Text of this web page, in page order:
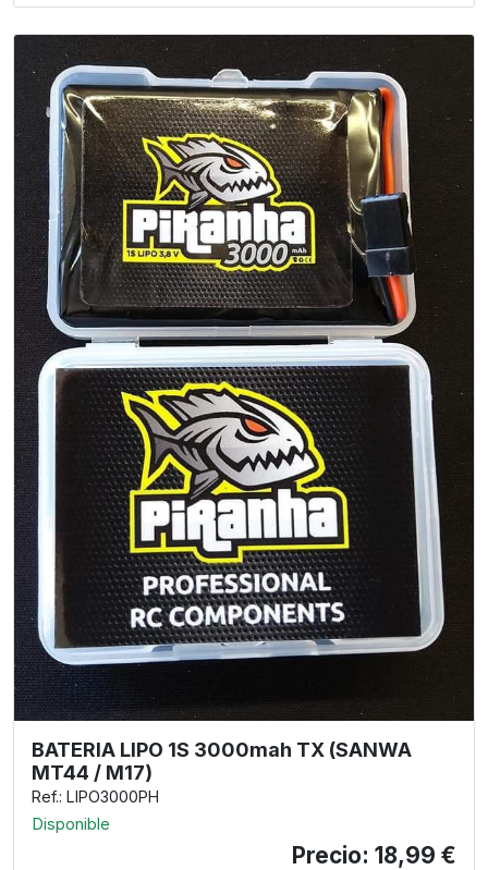
BATERIA LIPO 1S 3000mah TX (SANWA
MT44 / M17)
Ref.: LIPO3000PH
Disponible
Precio: 18,99 €